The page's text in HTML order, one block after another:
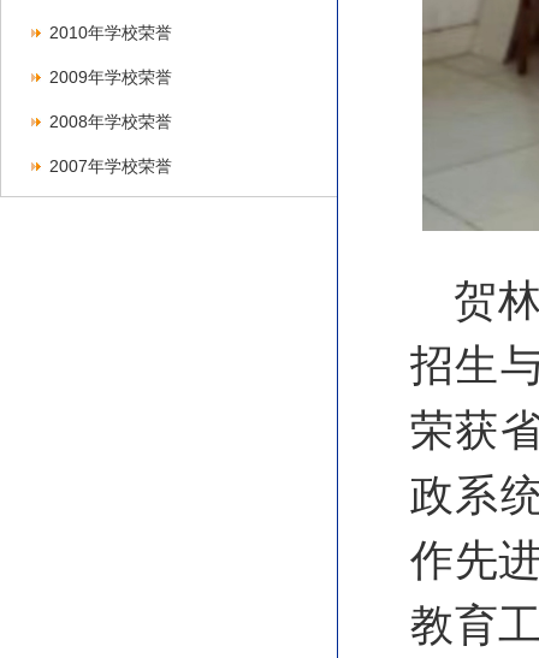
2010年学校荣誉
2009年学校荣誉
2008年学校荣誉
2007年学校荣誉
贺
招生
荣获
政系
作先
教育